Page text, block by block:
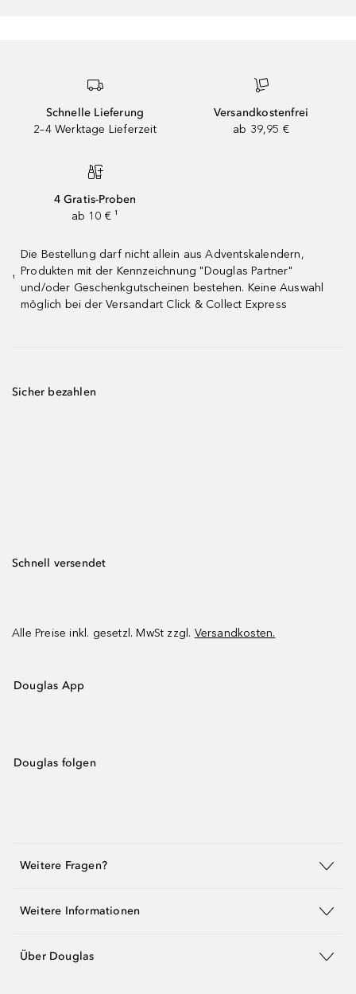
Schnelle Lieferung
2–4 Werktage Lieferzeit
Versandkostenfrei
ab 39,95 €
4 Gratis-Proben
ab 10 € ¹
¹
Die Bestellung darf nicht allein aus Adventskalendern,
Produkten mit der Kennzeichnung "Douglas Partner"
und/oder Geschenkgutscheinen bestehen. Keine Auswahl
möglich bei der Versandart Click & Collect Express
Sicher bezahlen
Schnell versendet
Alle Preise inkl. gesetzl. MwSt zzgl. Versandkosten.
Douglas App
Douglas folgen
Weitere Fragen?
Weitere Informationen
Über Douglas